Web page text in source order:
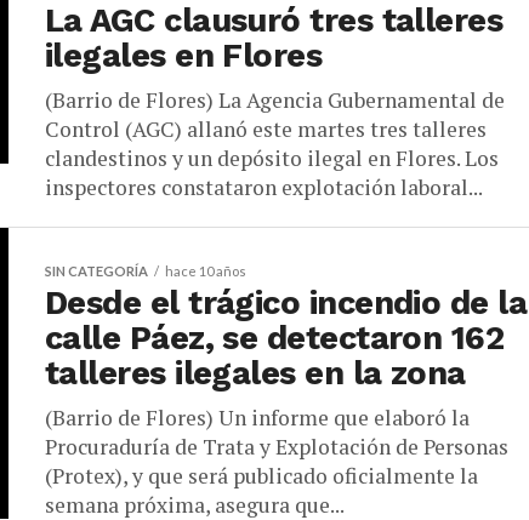
La AGC clausuró tres talleres
ilegales en Flores
(Barrio de Flores) La Agencia Gubernamental de
Control (AGC) allanó este martes tres talleres
clandestinos y un depósito ilegal en Flores. Los
inspectores constataron explotación laboral...
SIN CATEGORÍA hace 10 años
Desde el trágico incendio de la
calle Páez, se detectaron 162
talleres ilegales en la zona
(Barrio de Flores) Un informe que elaboró la
Procuraduría de Trata y Explotación de Personas
(Protex), y que será publicado oficialmente la
semana próxima, asegura que...